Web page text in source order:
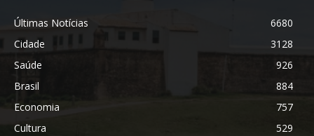
Últimas Notícias
6680
Cidade
3128
Saúde
926
Brasil
884
Economia
757
Cultura
529